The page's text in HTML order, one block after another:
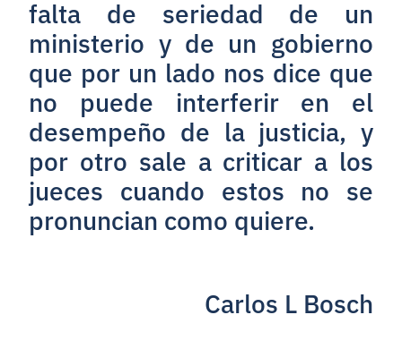
falta de seriedad de un
ministerio y de un gobierno
que por un lado nos dice que
no puede interferir en el
desempeño de la justicia, y
por otro sale a criticar a los
jueces cuando estos no se
pronuncian como quiere.
Carlos L Bosch